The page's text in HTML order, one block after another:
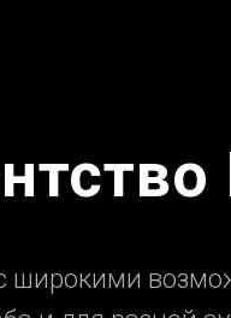
широкими